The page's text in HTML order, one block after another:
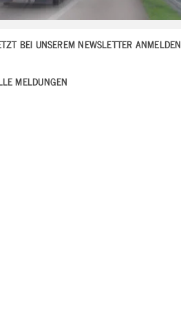
BEI UNSEREM NEWSLETTER ANMELDEN
MELDUNGEN